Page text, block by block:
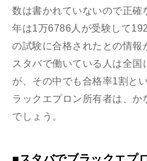
数は書かれていないので正確
年は1万6786人が受験して
の試験に合格されたとの情報
スタバで働いている人は全国
が、その中でも合格率1割と
ラックエプロン所有者は、か
でしょう。